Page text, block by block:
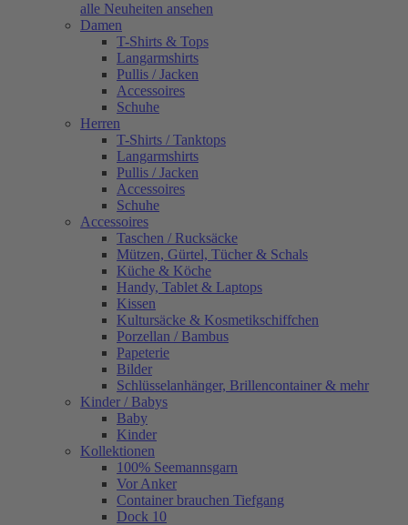
alle Neuheiten ansehen
Damen
T-Shirts & Tops
Langarmshirts
Pullis / Jacken
Accessoires
Schuhe
Herren
T-Shirts / Tanktops
Langarmshirts
Pullis / Jacken
Accessoires
Schuhe
Accessoires
Taschen / Rucksäcke
Mützen, Gürtel, Tücher & Schals
Küche & Köche
Handy, Tablet & Laptops
Kissen
Kultursäcke & Kosmetikschiffchen
Porzellan / Bambus
Papeterie
Bilder
Schlüsselanhänger, Brillencontainer & mehr
Kinder / Babys
Baby
Kinder
Kollektionen
100% Seemannsgarn
Vor Anker
Container brauchen Tiefgang
Dock 10